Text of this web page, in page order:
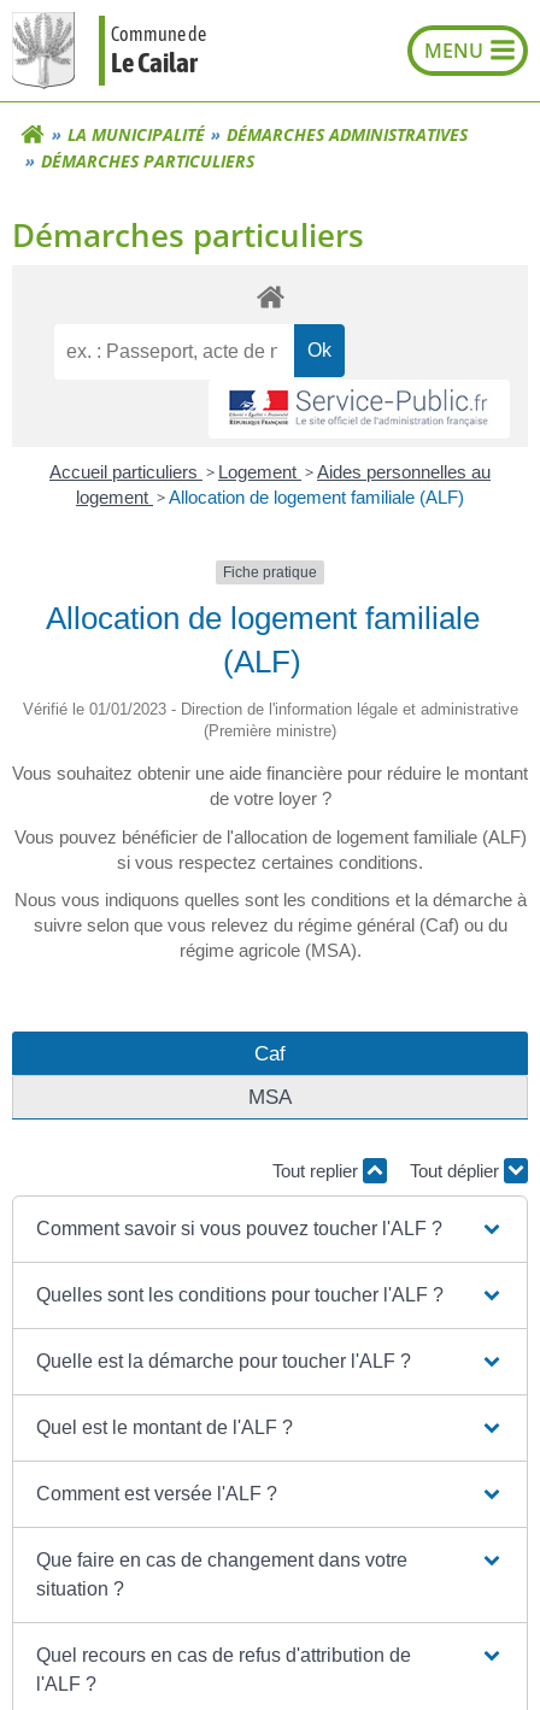
Aller
au
contenu
Commune de
Le Cailar
LA MUNICIPALITÉ
DÉMARCHES ADMINISTRATIVES
DÉMARCHES PARTICULIERS
Démarches particuliers
Accueil particuliers > Logement >Aides personnelles au
logement >Allocation de logement familiale (ALF)
Fiche pratique
Allocation de logement familiale
(ALF)
Vérifié le 01/01/2023 - Direction de l'information légale et administrative
(Première ministre)
Vous souhaitez obtenir une aide financière pour réduire le montant
de votre loyer ?
Vous pouvez bénéficier de l'allocation de logement familiale (ALF)
si vous respectez certaines conditions.
Nous vous indiquons quelles sont les conditions et la démarche à
suivre selon que vous relevez du régime général (Caf) ou du
régime agricole (MSA).
Caf
MSA
Tout replier Tout déplier
Comment savoir si vous pouvez toucher l'ALF ?
Quelles sont les conditions pour toucher l'ALF ?
Quelle est la démarche pour toucher l'ALF ?
Quel est le montant de l'ALF ?
Comment est versée l'ALF ?
Que faire en cas de changement dans votre
situation ?
Quel recours en cas de refus d'attribution de
l'ALF ?